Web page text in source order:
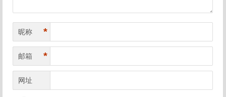
昵称 *
邮箱 *
网址